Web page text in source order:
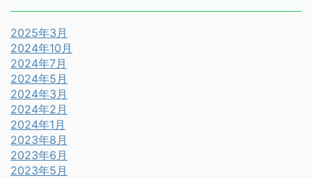
2025年3月
2024年10月
2024年7月
2024年5月
2024年3月
2024年2月
2024年1月
2023年8月
2023年6月
2023年5月